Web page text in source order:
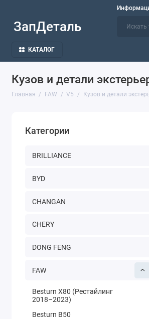
ЗапДеталь
КАТАЛОГ
Кузов и детали
Главная FAW V5 Кузов и детали
Категории
BRILLIANCE
BYD
CHANGAN
CHERY
DONG FENG
FAW
Besturn X80 (Рестайлинг
2018–2023)
Besturn B50